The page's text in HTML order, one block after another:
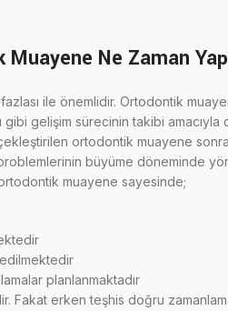
Ne Zaman
ile önemlidir. Ortodontik
gibi gelişim sürecinin takibi
ortodontik muayene
büyüme döneminde
muayene sayesinde;
planlanmaktadır
Fakat erken teşhis doğru